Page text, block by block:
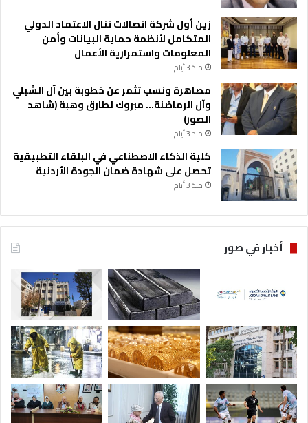
زين أول شركة اتصالات تنال الاعتماد الدولي
المتكامل لأنظمة حماية البيانات وأمن
المعلومات واستمرارية الأعمال
منذ 3 أيام
مصاهرة ونسب تثمر عن خطوبة بين آل الشبلي
وآل الرماضنة… مبروك لطارق وهبة (شاهد
الصور)
منذ 3 أيام
كلية الذكاء الاصطناعي في البلقاء التطبيقية
تحصل على شهادة ضمان الجودة الأردنية
منذ 3 أيام
أخبار في صور